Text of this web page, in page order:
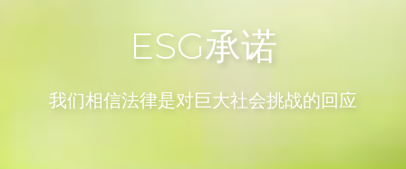
ESG承诺
我们相信法律是对巨大社会挑战的回应